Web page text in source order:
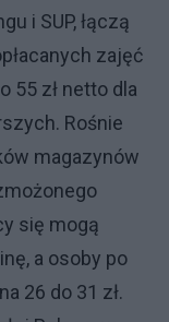
i SUP, łączą
zajęć
55 zł netto dla
Rośnie
magazynów
się mogą
a osoby po
26 do 31 zł.